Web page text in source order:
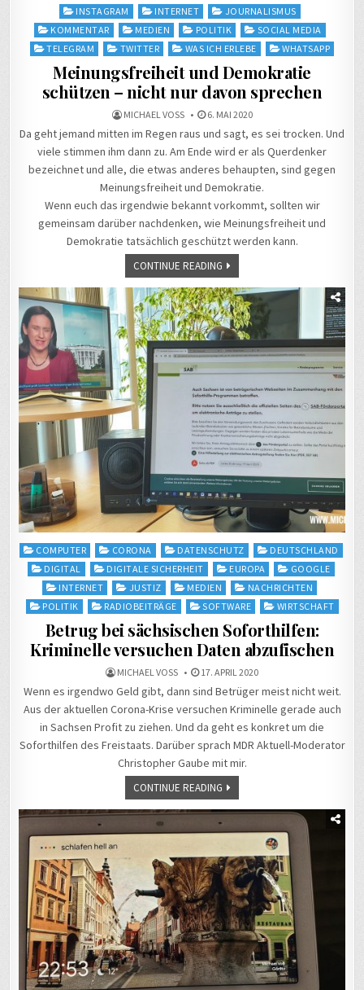
in
INSTAGRAM
INTERNET
JOURNALISMUS
KOMMENTAR
MEDIEN POLITIK
SOCIAL MEDIA
TELEGRAM
TWITTER WAS ICH ERLEBE WHATSAPP
Meinungsfreiheit und Demokratie
schützen – nicht nur davon sprechen
MICHAEL VOSS 6. MAI 2020
Da geht jemand mitten im Regen raus und sagt, es sei trocken. Und
viele stimmen ihm dann zu. Am Ende wird er als Querdenker
bezeichnet und alle, die etwas anderes behaupten, sind gegen
Meinungsfreiheit und Demokratie.
Wenn euch das irgendwie bekannt vorkommt, sollten wir
gemeinsam darüber nachdenken, wie Meinungsfreiheit und
Demokratie tatsächlich geschützt werden kann.
CONTINUE READING
Posted
COMPUTER CORONA DATENSCHUTZ
DEUTSCHLAND
DIGITAL
DIGITALE SICHERHEIT EUROPA
GOOGLE
INTERNET
JUSTIZ MEDIEN
NACHRICHTEN
POLITIK
RADIOBEITRÄGE SOFTWARE WIRTSCHAFT
Betrug bei sächsischen Soforthilfen:
Kriminelle versuchen Daten abzufischen
MICHAEL VOSS 17. APRIL 2020
Wenn es irgendwo Geld gibt, dann sind Betrüger meist nicht weit.
Aus der aktuellen Corona-Krise versuchen Kriminelle gerade auch
in Sachsen Profit zu ziehen. Und da geht es konkret um die
Soforthilfen des Freistaats. Darüber sprach MDR Aktuell-Moderator
Christopher Gaube mit mir.
CONTINUE READING